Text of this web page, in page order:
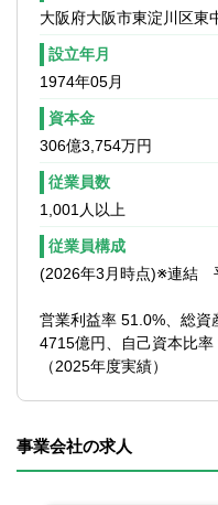
大阪府大阪市東淀川区
設立年月
1974年05月
資本金
306億3,754万円
従業員数
1,001人以上
従業員構成
(2026年3月時点)※連結
営業利益率 51.0%、総
4715億円、自己資本比
（2025年度実績）
事業会社の求人